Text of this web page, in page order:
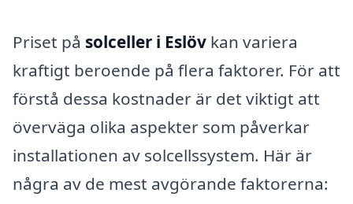
Priset på solceller i Eslöv kan variera
kraftigt beroende på flera faktorer. För att
förstå dessa kostnader är det viktigt att
överväga olika aspekter som påverkar
installationen av solcellssystem. Här är
några av de mest avgörande faktorerna: